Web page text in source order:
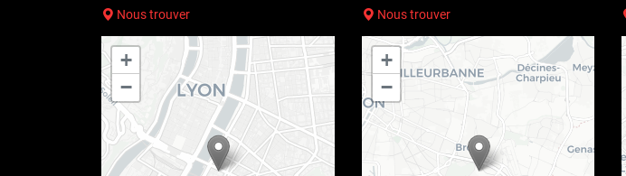
Nous trouver
+
−
Nous trouver
+
−